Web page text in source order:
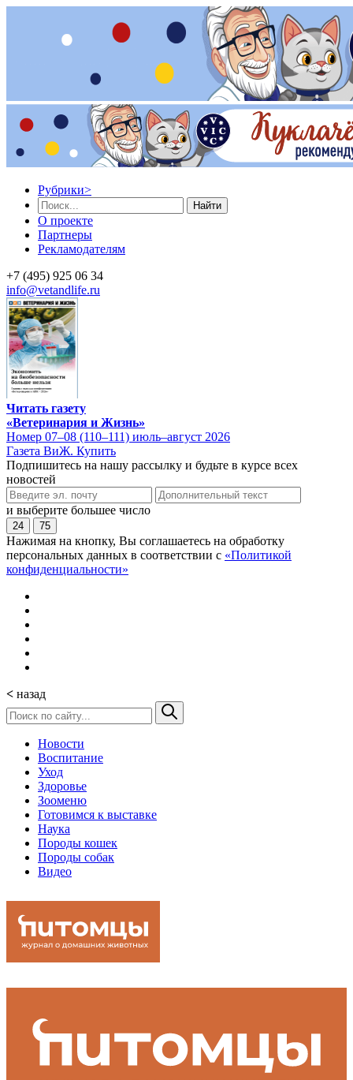
Рубрики>
Найти
О проекте
Партнеры
Рекламодателям
+7 (495) 925 06 34
info@vetandlife.ru
Читать газету
«Ветеринария и Жизнь»
Номер 07–08 (110–111) июль–август 2026
Газета ВиЖ. Купить
Подпишитесь на нашу рассылку и будьте в курсе всех
новостей
и выберите большее число
24 75
Нажимая на кнопку, Вы соглашаетесь на обработку
персональных данных в соответствии с «Политикой
конфиденциальности»
< назад
Новости
Воспитание
Уход
Здоровье
Зооменю
Готовимся к выставке
Наука
Породы кошек
Породы собак
Видео